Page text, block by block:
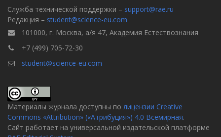
Служба технической поддержки – support@rae.ru
Редакция – student@science-eu.com
101000, г. Москва, а/я 47, Академия Естествознания
+7 (499) 705-72-30
student@science-eu.com
Материалы журнала доступны по лицензии Creative
Commons «Attribution» («Атрибуция») 4.0 Всемирная.
Сайт работает на универсальной издательской платформе